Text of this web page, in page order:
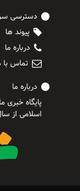
دسترسی
پیوند ها
درباره ما
تماس با
درباره ما
پایگاه
اسلامی از سال ۱۳۹۳ شروع به فعالیت